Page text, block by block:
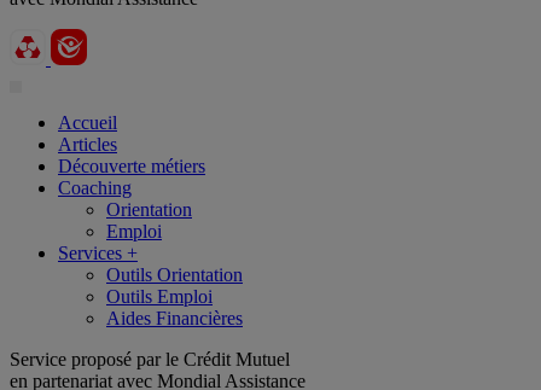
Accueil
Articles
Découverte métiers
Coaching
Orientation
Emploi
Services +
Outils Orientation
Outils Emploi
Aides Financières
Service proposé par le Crédit Mutuel
en partenariat avec Mondial Assistance